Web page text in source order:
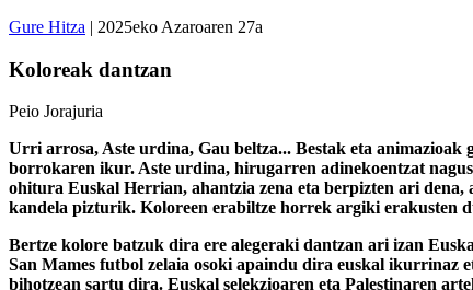
Gure Hitza | 2025eko Azaroaren 27a
Koloreak dantzan
Peio Jorajuria
Urri arrosa, Aste urdina, Gau beltza... Bestak eta
borrokaren ikur. Aste urdina, hirugarren adinekoentzat
ohitura Euskal Herrian, ahantzia zena eta berpizten ari dena,
kandela pizturik. Koloreen erabiltze horrek argiki erakusten
Bertze kolore batzuk dira ere alegeraki dantzan ari izan
San Mames futbol zelaia osoki apaindu dira euskal ikurrinaz
bihotzean sartu dira. Euskal selekzioaren eta Palestinaren